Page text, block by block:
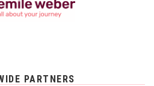
PARTNERS